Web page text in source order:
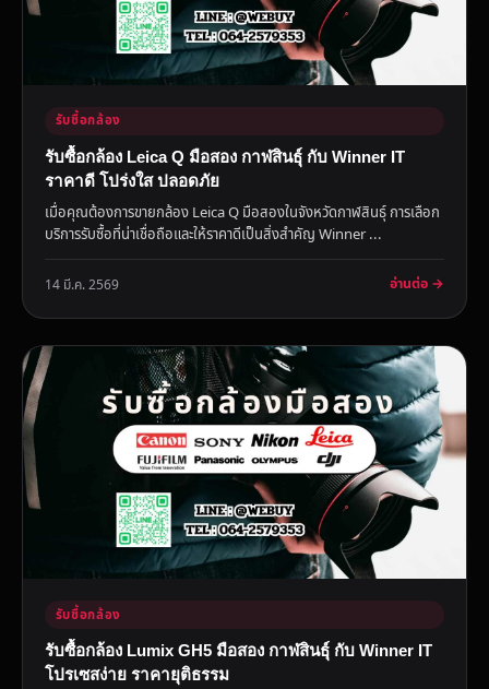
รับซื้อกล้อง
รับซื้อกล้อง Leica Q มือสอง กาฬสินธุ์ กับ Winner IT
ราคาดี โปร่งใส ปลอดภัย
เมื่อคุณต้องการขายกล้อง Leica Q มือสองในจังหวัดกาฬสินธุ์ การเลือก
บริการรับซื้อที่น่าเชื่อถือและให้ราคาดีเป็นสิ่งสำคัญ Winner ...
14 มี.ค. 2569 อ่านต่อ →
รับซื้อกล้อง
รับซื้อกล้อง Lumix GH5 มือสอง กาฬสินธุ์ กับ Winner IT
โปรเซสง่าย ราคายุติธรรม